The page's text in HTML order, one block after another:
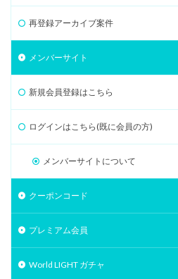
再登録アーカイブ案件
メンバーサイト
新規会員登録はこちら
ログインはこちら(既に会員の方)
メンバーサイトについて
クーポンコード
プレミアム会員
World LIGHT ガチャ